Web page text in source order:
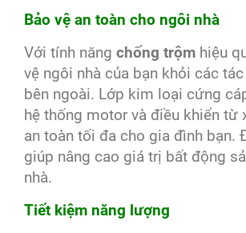
Bảo vệ an toàn cho ngôi nhà
Với tính năng chống trộm hiệu
vệ ngôi nhà của bạn khỏi các
bên ngoài. Lớp kim loại cứng
hệ thống motor và điều khiển từ
an toàn tối đa cho gia đình bạn.
giúp nâng cao giá trị bất động
nhà.
Tiết kiệm năng lượng